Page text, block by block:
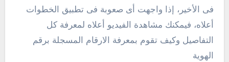
فى الأخير، إذا واجهت أى صعوبة فى تطبيق الخطوات
أعلاه، فيمكنك مشاهدة الفيديو أعلاه لمعرفة كل
التفاصيل وكيف تقوم بمعرفة الارقام المسجلة برقم
الهوية